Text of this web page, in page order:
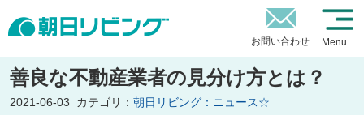
お問い合わせ Menu
善良な不動産業者の見分け方とは？
2021-06-03 カテゴリ： 朝日リビング：ニュース☆